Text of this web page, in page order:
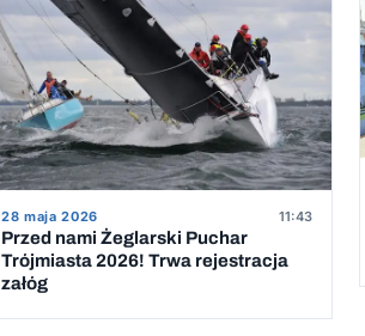
28 maja 2026 11:43
Przed nami Żeglarski Puchar
Trójmiasta 2026! Trwa rejestracja
załóg